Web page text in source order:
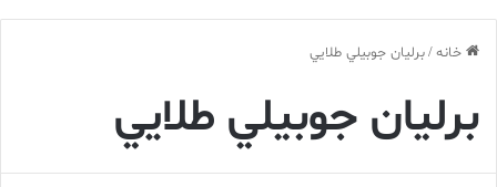
خانه/برليان جوبيلي طلايي
برليان جوبيلي طلايي